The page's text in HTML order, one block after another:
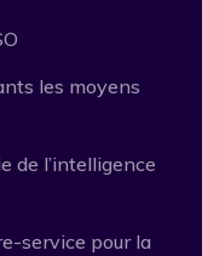
les moyens
de l’intelligence
service pour la